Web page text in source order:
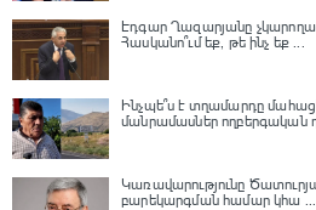
Էդգար Ղազարյանը
Հասկանո՞ւմ եք, թե ինչ եք ...
Ինչպե՞ս է տղամարդը
մանրամասներ ողբերգական
Կառավարությունը
բարեկարգման համար կհա ...